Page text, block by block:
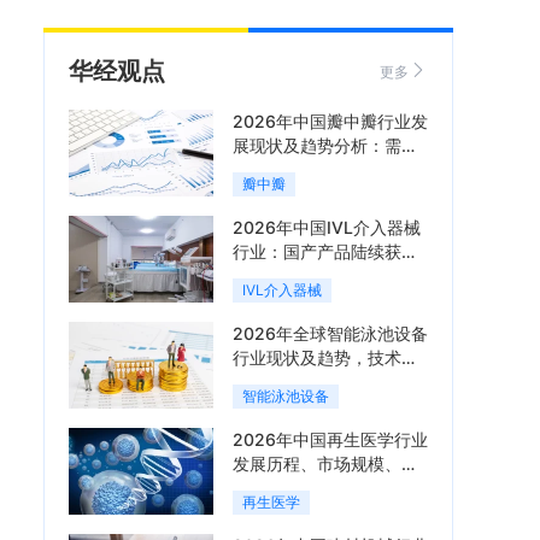
华经观点 更多
2026年中国瓣中瓣行业发
展现状及趋势分析：需求
可持续释放，市场发展前
景良好「图」
瓣中瓣
2026年中国IVL介入器械
行业：国产产品陆续获
批，市场将进入持续高增
长阶段「图」
IVL介入器械
2026年全球智能泳池设备
行业现状及趋势，技术端
朝着系统集成、绿色节能
方向迭代「图」
智能泳池设备
2026年中国再生医学行业
发展历程、市场规模、相
关政策、产业链、竞争格
局及发展潜力分析「图」
再生医学